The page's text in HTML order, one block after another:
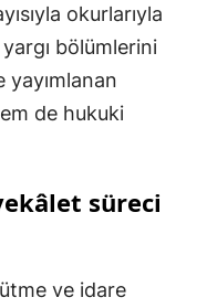
okurlarıyla
bölümlerini
de hukuki
süreci
ve idare